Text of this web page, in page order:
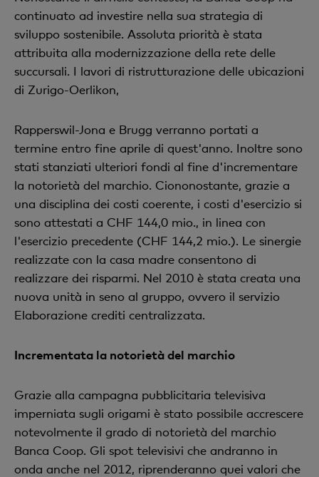
continuato ad investire nella sua strategia di
sviluppo sostenibile. Assoluta priorità è stata
attribuita alla modernizzazione della rete delle
succursali. I lavori di ristrutturazione delle ubicazioni
di Zurigo-Oerlikon,
Rapperswil-Jona e Brugg verranno portati a
termine entro fine aprile di quest'anno. Inoltre sono
stati stanziati ulteriori fondi al fine d'incrementare
la notorietà del marchio. Ciononostante, grazie a
una disciplina dei costi coerente, i costi d'esercizio si
sono attestati a CHF 144,0 mio., in linea con
l'esercizio precedente (CHF 144,2 mio.). Le sinergie
realizzate con la casa madre consentono di
realizzare dei risparmi. Nel 2010 è stata creata una
nuova unità in seno al gruppo, ovvero il servizio
Elaborazione crediti centralizzata.
Incrementata la notorietà del marchio
Grazie alla campagna pubblicitaria televisiva
imperniata sugli origami è stato possibile accrescere
notevolmente il grado di notorietà del marchio
Banca Coop. Gli spot televisivi che andranno in
onda anche nel 2012, riprenderanno quei valori che